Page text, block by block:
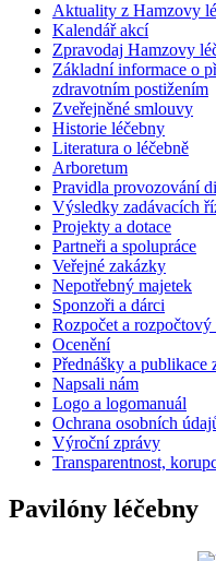
Aktuality z Hamzovy
Kalendář akcí
Zpravodaj Hamzovy
Základní informace o
zdravotním postižením
Zveřejněné smlouvy
Historie léčebny
Literatura o léčebně
Arboretum
Pravidla provozování
Výsledky zadávacích
Projekty a dotace
Partneři a spolupráce
Veřejné zakázky
Nepotřebný majetek
Sponzoři a dárci
Rozpočet a rozpočtový
Ocenění
Přednášky a publikace
Napsali nám
Logo a logomanuál
Ochrana osobních
Výroční zprávy
Transparentnost,
Pavilóny léčebny